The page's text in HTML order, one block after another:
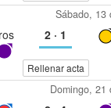
Sábado, 13
2· 1
Rellenar acta
Domingo, 21